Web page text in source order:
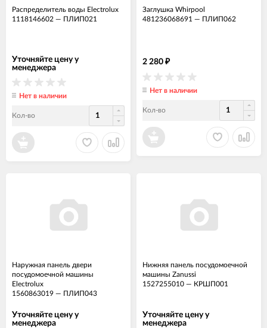
Распределитель воды Electrolux
1118146602 — ПЛИП021
Уточняйте цену у
менеджера
Нет в наличии
Кол-во
Заглушка Whirpool
481236068691 — ПЛИП062
2 280 ₽
Нет в наличии
Кол-во
Наружная панель двери
посудомоечной машины
Electrolux
1560863019 — ПЛИП043
Уточняйте цену у
менеджера
Нижняя панель посудомоечной
машины Zanussi
1527255010 — КРШП001
Уточняйте цену у
менеджера